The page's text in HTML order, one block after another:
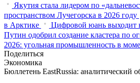
Якутия стала лидером по
пространством Лучегорска в 2026 году
в Арктике
Цифровой юань выходит
Путин одобрил создание кластера по
2026: угольная промышленность в
Поделиться
Экономика
Бюллетень EastRussia: аналитический